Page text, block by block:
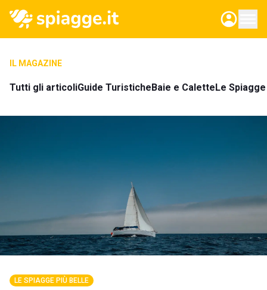
IL MAGAZINE
Tutti gli articoliGuide TuristicheBaie e CaletteLe
LE SPIAGGE PIÙ BELLE